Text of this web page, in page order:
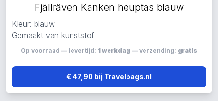
Fjällräven Kanken heuptas blauw
Kleur: blauw
Gemaakt van kunststof
Op voorraad — levertijd: 1 werkdag — verzending: gratis
€ 47,90 bij Travelbags.nl